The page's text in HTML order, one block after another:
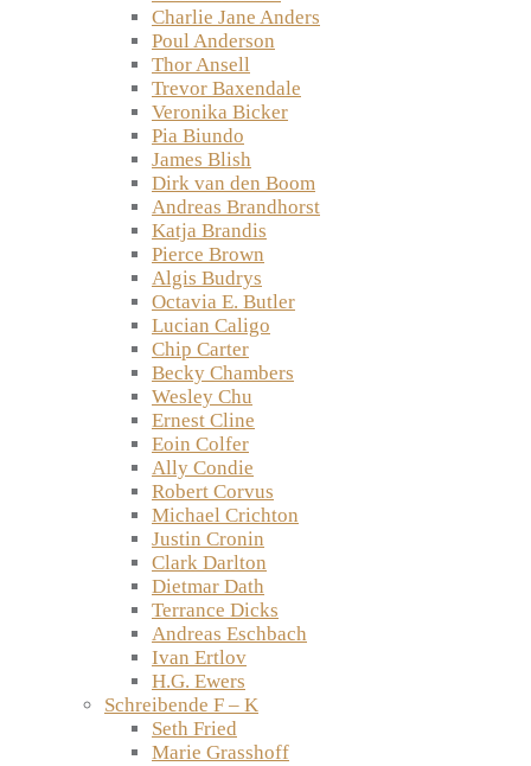
Charlie Jane Anders
Poul Anderson
Thor Ansell
Trevor Baxendale
Veronika Bicker
Pia Biundo
James Blish
Dirk van den Boom
Andreas Brandhorst
Katja Brandis
Pierce Brown
Algis Budrys
Octavia E. Butler
Lucian Caligo
Chip Carter
Becky Chambers
Wesley Chu
Ernest Cline
Eoin Colfer
Ally Condie
Robert Corvus
Michael Crichton
Justin Cronin
Clark Darlton
Dietmar Dath
Terrance Dicks
Andreas Eschbach
Ivan Ertlov
H.G. Ewers
Schreibende F – K
Seth Fried
Marie Grasshoff